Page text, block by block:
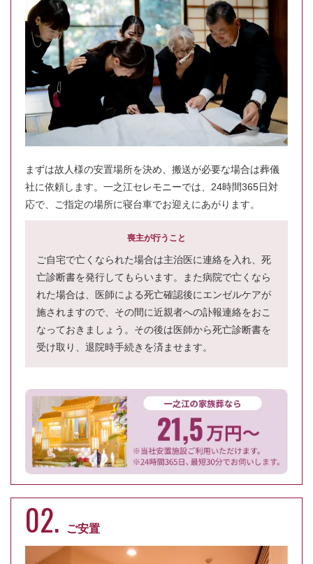
まずは故人様の安置場所を決め、搬送が必要な場合は葬儀
社に依頼します。一之江セレモニーでは、24時間365日対
応で、ご指定の場所に寝台車でお迎えにあがります。
喪主が行うこと
ご自宅で亡くなられた場合は主治医に連絡を入れ、死
亡診断書を発行してもらいます。また病院で亡くなら
れた場合は、医師による死亡確認後にエンゼルケアが
施されますので、その間に近親者への訃報連絡をおこ
なっておきましょう。その後は医師から死亡診断書を
受け取り、退院時手続きを済ませます。
02. ご安置